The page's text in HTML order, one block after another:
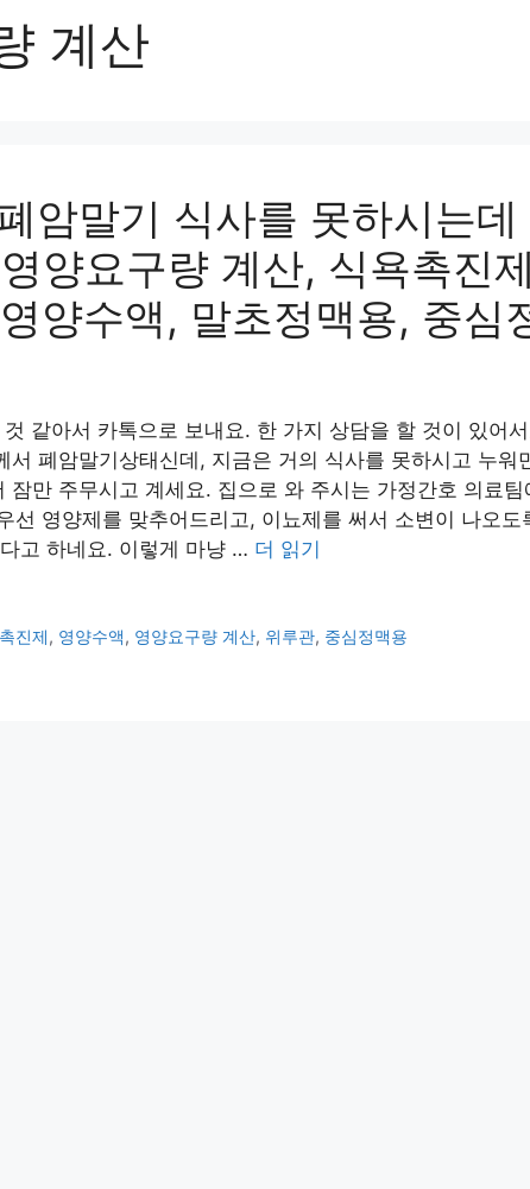
계산
암말기 식사를 못하시는데
양요구량 계산, 식욕촉진
양수액, 말초정맥용, 중심
같아서 카톡으로 보내요. 한 가지 상담을 할 것이 있어
서 폐암말기상태신데, 지금은 거의 식사를 못하시고 누워
잠만 주무시고 계세요. 집으로 와 주시는 가정간호 의료
선 영양제를 맞추어드리고, 이뇨제를 써서 소변이 나오도
고 하네요. 이렇게 마냥 … 더 읽기
진제, 영양수액, 영양요구량 계산, 위루관, 중심정맥용